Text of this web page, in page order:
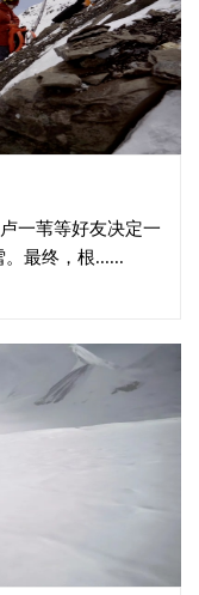
一苇等好友决定一
最终，根......